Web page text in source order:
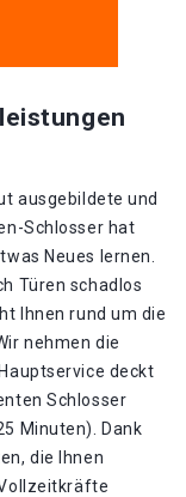
ausgebildete und
Schlosser hat
Neues lernen.
Türen schadlos
Ihnen rund um die
nehmen die
deckt
Schlosser
Minuten). Dank
die Ihnen